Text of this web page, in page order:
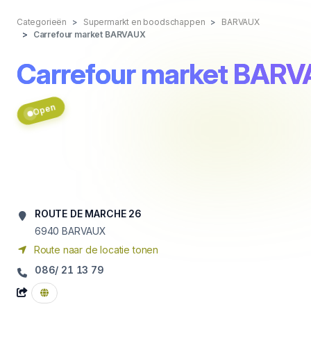
Categorieën Supermarkt en boodschappen
BARVAUX
Carrefour market BARVAUX
Carrefour market
Open
ROUTE DE MARCHE 26
6940 BARVAUX
Route naar de locatie tonen
086/ 21 13 79